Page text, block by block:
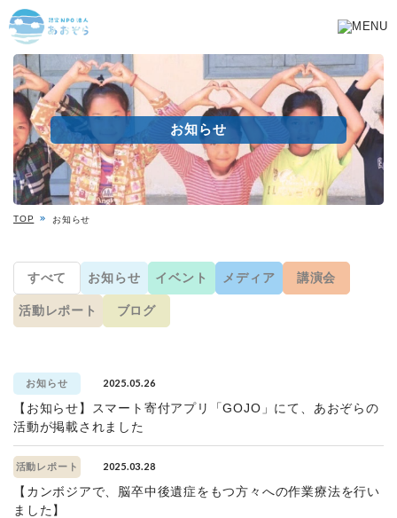
お知らせ
TOP お知らせ
すべて お知らせ イベント メディア 講演会
活動レポート ブログ
お知らせ 2025.05.26
【お知らせ】スマート寄付アプリ「GOJO」にて、あおぞらの
活動が掲載されました
活動レポート 2025.03.28
【カンボジアで、脳卒中後遺症をもつ方々への作業療法を行い
ました】